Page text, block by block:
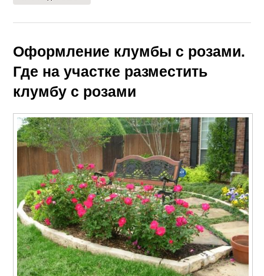
Оформление клумбы с розами.
Где на участке разместить
клумбу с розами